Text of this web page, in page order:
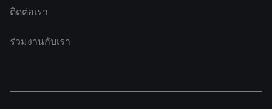
ติดต่อเรา
ร่วมงานกับเรา